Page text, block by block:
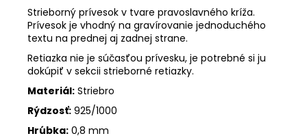
Strieborný prívesok v tvare pravoslavného kríža.
Prívesok je vhodný na gravírovanie jednoduchého
textu na prednej aj zadnej strane.
Retiazka nie je súčasťou prívesku, je potrebné si ju
dokúpiť v sekcii strieborné retiazky.
Materiál: Striebro
Rýdzosť: 925/1000
Hrúbka: 0,8 mm